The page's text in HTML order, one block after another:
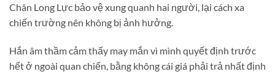
Chân Long Lực bảo vệ xung quanh hai người, lại cách xa
chiến trường nên không bị ảnh hưởng.
Hắn âm thầm cảm thấy may mắn vì mình quyết định trước
hết ở ngoài quan chiến, bằng không cái giá phải trả nhất định